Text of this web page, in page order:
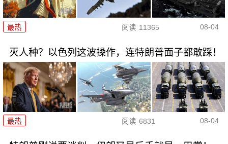
最热 阅读 11365 08-04
灭人种？以色列这波操作，连特朗普面子都敢踩！
最热 阅读 6831 08-04